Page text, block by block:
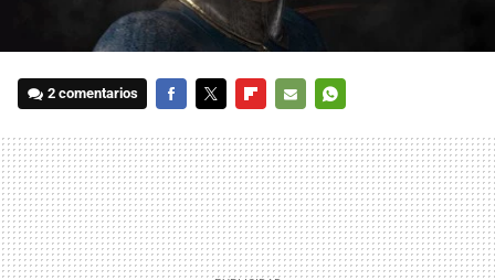
2 comentarios
MAIL